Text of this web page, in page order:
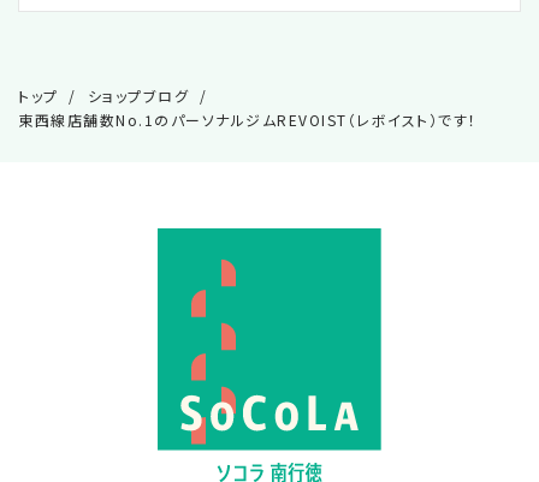
2026.07
2026.05
トップ
ショップブログ
東西線店舗数No.1のパーソナルジムREVOIST（レボイスト）です！